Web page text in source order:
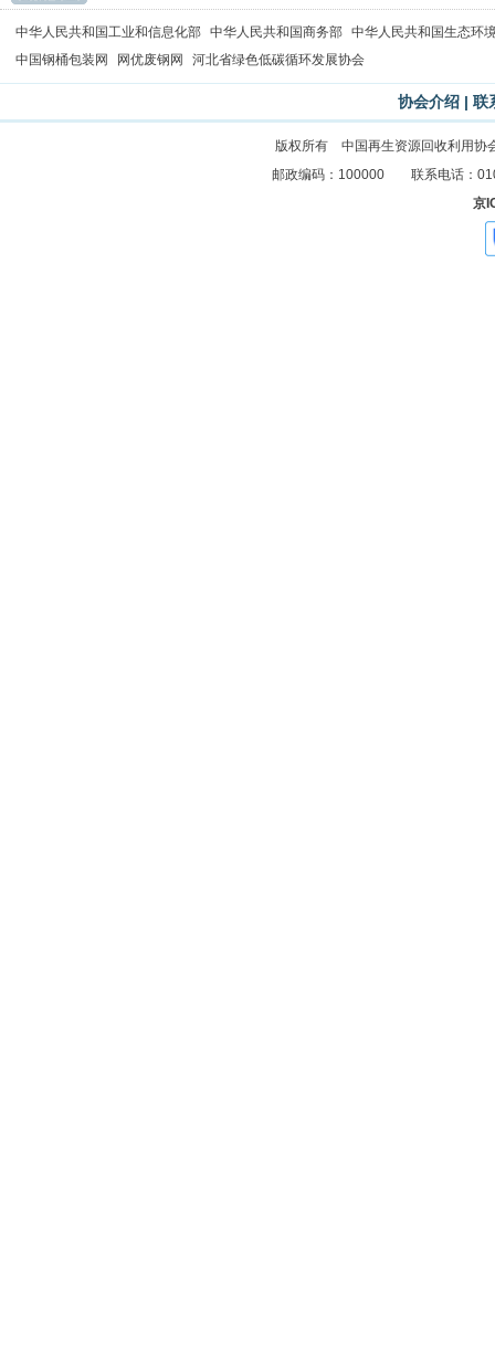
中华人民共和国工业和信息化部 中华人民共和国商务部 中华人民共和国生态环
中国钢桶包装网
网优废钢网 河北省绿色低碳循环发展协会
协会介绍 | 联
版权所有 中国再生资源回收利用
邮政编码：100000 联系电话：
京